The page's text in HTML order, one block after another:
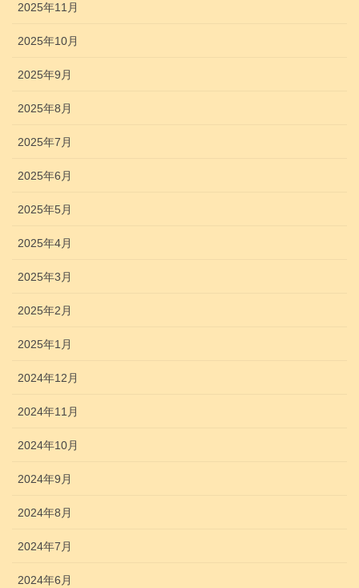
2025年11月
2025年10月
2025年9月
2025年8月
2025年7月
2025年6月
2025年5月
2025年4月
2025年3月
2025年2月
2025年1月
2024年12月
2024年11月
2024年10月
2024年9月
2024年8月
2024年7月
2024年6月